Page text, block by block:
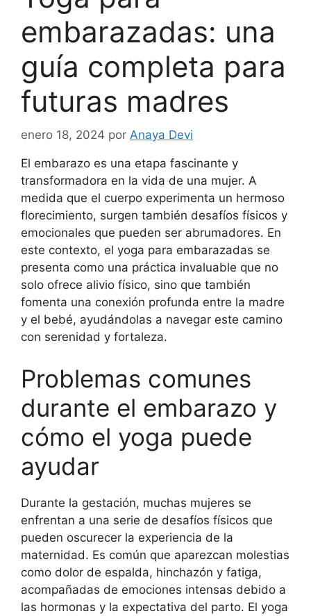
embarazadas: una
guía completa para
futuras madres
enero 18, 2024 por Anaya Devi
El embarazo es una etapa fascinante y
transformadora en la vida de una mujer. A
medida que el cuerpo experimenta un hermoso
florecimiento, surgen también desafíos físicos y
emocionales que pueden ser abrumadores. En
este contexto, el yoga para embarazadas se
presenta como una práctica invaluable que no
solo ofrece alivio físico, sino que también
fomenta una conexión profunda entre la madre
y el bebé, ayudándolas a navegar este camino
con serenidad y fortaleza.
Problemas comunes
durante el embarazo y
cómo el yoga puede
ayudar
Durante la gestación, muchas mujeres se
enfrentan a una serie de desafíos físicos que
pueden oscurecer la experiencia de la
maternidad. Es común que aparezcan molestias
como dolor de espalda, hinchazón y fatiga,
acompañadas de emociones intensas debido a
las hormonas y la expectativa del parto. El yoga